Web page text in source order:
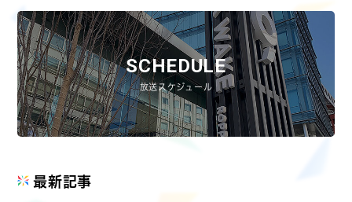
SCHEDULE
放送スケジュール
最新記事